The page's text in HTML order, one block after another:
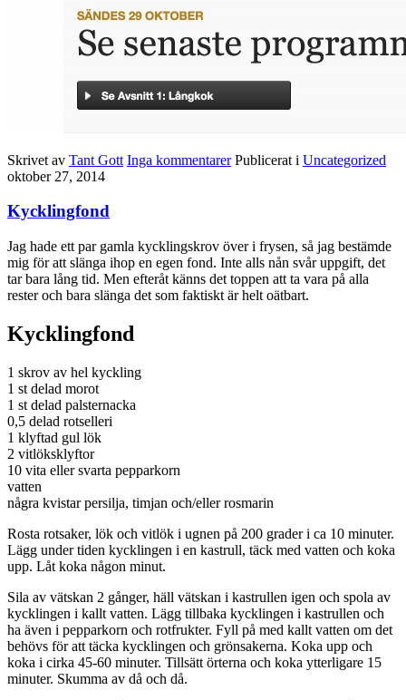
Skrivet av Tant Gott Inga kommentarer Publicerat i Uncategorized
oktober 27, 2014
Kycklingfond
Jag hade ett par gamla kycklingskrov över i frysen, så jag bestämde
mig för att slänga ihop en egen fond. Inte alls nån svår uppgift, det
tar bara lång tid. Men efteråt känns det toppen att ta vara på alla
rester och bara slänga det som faktiskt är helt oätbart.
Kycklingfond
1 skrov av hel kyckling
1 st delad morot
1 st delad palsternacka
0,5 delad rotselleri
1 klyftad gul lök
2 vitlöksklyftor
10 vita eller svarta pepparkorn
vatten
några kvistar persilja, timjan och/eller rosmarin
Rosta rotsaker, lök och vitlök i ugnen på 200 grader i ca 10 minuter.
Lägg under tiden kycklingen i en kastrull, täck med vatten och koka
upp. Låt koka någon minut.
Sila av vätskan 2 gånger, häll vätskan i kastrullen igen och spola av
kycklingen i kallt vatten. Lägg tillbaka kycklingen i kastrullen och
ha även i pepparkorn och rotfrukter. Fyll på med kallt vatten om det
behövs för att täcka kycklingen och grönsakerna. Koka upp och
koka i cirka 45-60 minuter. Tillsätt örterna och koka ytterligare 15
minuter. Skumma av då och då.